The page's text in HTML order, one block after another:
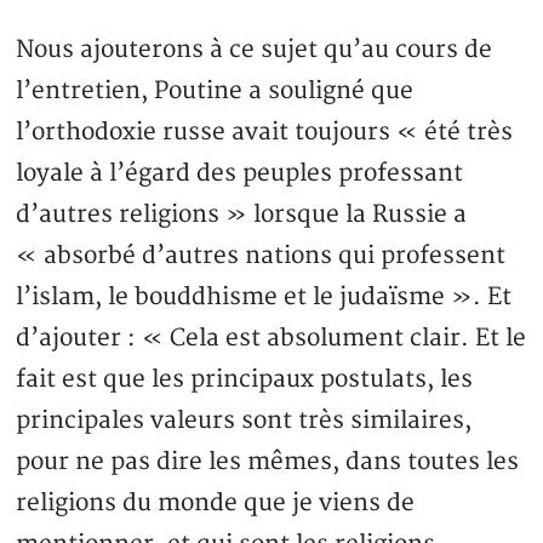
Nous ajouterons à ce sujet qu’au cours de
l’entretien, Poutine a souligné que
l’orthodoxie russe avait toujours « été très
loyale à l’égard des peuples professant
d’autres religions » lorsque la Russie a
« absorbé d’autres nations qui professent
l’islam, le bouddhisme et le judaïsme ». Et
d’ajouter : « Cela est absolument clair. Et le
fait est que les principaux postulats, les
principales valeurs sont très similaires,
pour ne pas dire les mêmes, dans toutes les
religions du monde que je viens de